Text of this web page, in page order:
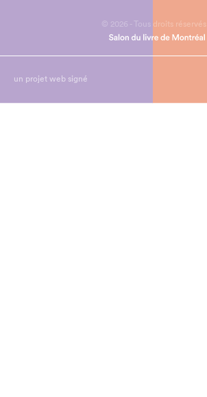
© 2026 - Tous droits réservés
un projet web signé